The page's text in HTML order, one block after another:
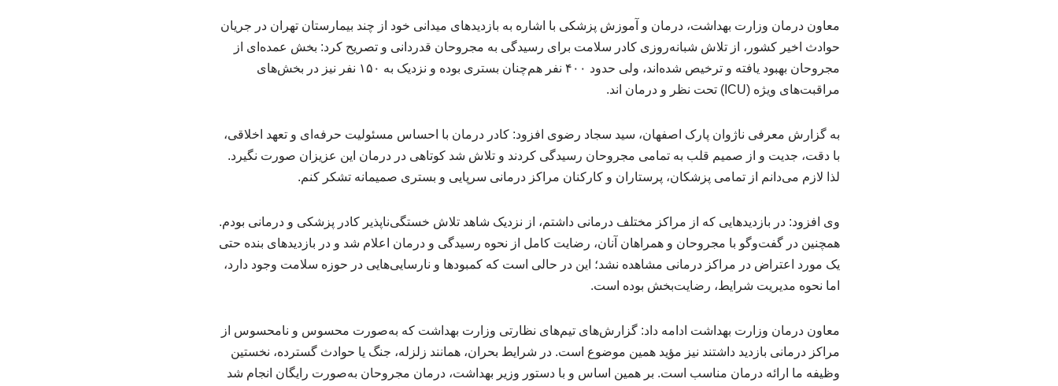
معاون درمان وزارت بهداشت، درمان و آموزش پزشکی با اشاره به بازدیدهای میدانی خود از چند بیمارستان تهران در جریان
حوادث اخیر کشور، از تلاش شبانه‌روزی کادر سلامت برای رسیدگی به مجروحان قدردانی و تصریح کرد: بخش عمده‌ای از
مجروحان بهبود یافته و ترخیص شده‌اند، ولی حدود ۴۰۰ نفر هم‌چنان بستری بوده و نزدیک به ۱۵۰ نفر نیز در بخش‌های
مراقبت‌های ویژه (ICU) ‌تحت نظر و درمان اند.
به گزارش معرفی ناژوان پارک اصفهان، سید سجاد رضوی افزود: کادر درمان با احساس مسئولیت حرفه‌ای و تعهد اخلاقی،
با دقت، جدیت و از صمیم قلب به تمامی مجروحان رسیدگی کردند و تلاش شد کوتاهی در درمان این عزیزان صورت نگیرد.
لذا لازم می‌دانم از تمامی پزشکان، پرستاران و کارکنان مراکز درمانی سرپایی و بستری صمیمانه تشکر کنم.
وی افزود: در بازدیدهایی که از مراکز مختلف درمانی داشتم، از نزدیک شاهد تلاش خستگی‌ناپذیر کادر پزشکی و درمانی بودم.
همچنین در گفت‌وگو با مجروحان و همراهان آنان، رضایت کامل از نحوه رسیدگی و درمان اعلام شد و در بازدیدهای بنده حتی
یک مورد اعتراض در مراکز درمانی مشاهده نشد؛ این در حالی است که کمبودها و نارسایی‌هایی در حوزه سلامت وجود دارد،
اما نحوه مدیریت شرایط، رضایت‌بخش بوده است.
معاون درمان وزارت بهداشت ادامه داد: گزارش‌های تیم‌های نظارتی وزارت بهداشت که به‌صورت محسوس و نامحسوس از
مراکز درمانی بازدید داشتند نیز مؤید همین موضوع است. در شرایط بحران، همانند زلزله، جنگ یا حوادث گسترده، نخستین
وظیفه ما ارائه درمان مناسب است. بر همین اساس و با دستور وزیر بهداشت، درمان مجروحان به‌صورت رایگان انجام شد